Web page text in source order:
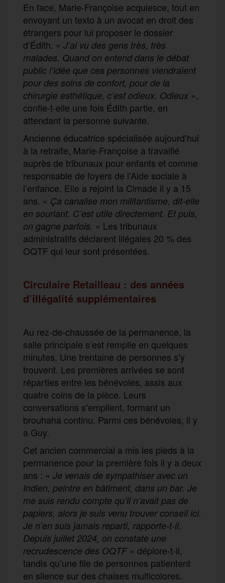
En face, Marie-Françoise acquiesce, tout en
envoyant un texto à un avocat en droit des
étrangers pour lui proposer le dossier
d’Édith. « J’ai vu des gens très, très
malades. Quand on entend dans le débat
public l’idée que ces personnes viendraient
pour des soins de confort, pour de la
chirurgie esthétique, c’est odieux. Odieux »,
confie-t-elle une fois Édith partie, en
attendant la personne suivante.
Ancienne éducatrice spécialisée aujourd’hui
à la retraite, Marie-Françoise a travaillé
auprès de tribunaux pour enfants et comme
responsable de foyers de l’Aide sociale à
l’enfance. Elle a rejoint la Cimade il y a 15
ans. « Ça canalise mon militantisme, dit-elle
en souriant. C’est utile directement. Et puis,
on gagne parfois. » Les tribunaux
administratifs déclarent illégales 20 % des
OQTF qui leur sont présentées.
Circulaire Retailleau : des années
d’illégalité supplémentaires
Au rez-de-chaussée de la permanence, la
salle principale s’est remplie en quelques
minutes. Une trentaine de personnes s’y
trouvent. Les premières arrivées se sont
réparties entre les bénévoles, assis aux
quatre coins de la pièce. Leurs
conversations s’empilent, formant un
brouhaha continu. Parmi ces bénévoles, il y
a Guy.
Cet ancien commercial a mis les pieds à la
permanence pour la première fois il y a deux
ans : « Je venais de sympathiser avec un
Indien, peintre en bâtiment, dans un bar. Je
me suis rendu compte qu’il n’avait pas de
papiers, alors je suis venu trouver conseil ici.
Je n’en suis jamais reparti, rapporte-t-il.
Depuis juillet 2024, on constate une
recrudescence des OQTF» déplore-t-il,
tandis qu’une file de personnes patientent
en silence sur des chaises multicolores.